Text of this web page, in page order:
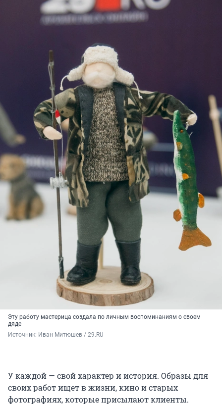
Эту работу мастерица создала по личным воспоминаниям о своем
дяде
Источник: Иван Митюшев / 29.RU
У каждой — свой характер и история. Образы для
своих работ ищет в жизни, кино и старых
фотографиях, которые присылают клиенты.